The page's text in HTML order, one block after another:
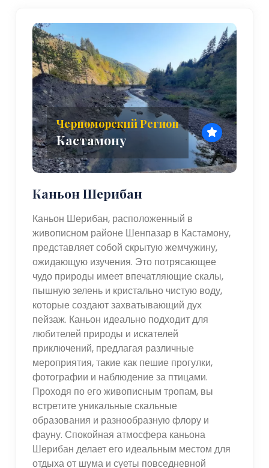
Черноморский Регион
Кастамону
Каньон Шерибан
Каньон Шерибан, расположенный в
живописном районе Шенпазар в Кастамону,
представляет собой скрытую жемчужину,
ожидающую изучения. Это потрясающее
чудо природы имеет впечатляющие скалы,
пышную зелень и кристально чистую воду,
которые создают захватывающий дух
пейзаж. Каньон идеально подходит для
любителей природы и искателей
приключений, предлагая различные
мероприятия, такие как пешие прогулки,
фотографии и наблюдение за птицами.
Проходя по его живописным тропам, вы
встретите уникальные скальные
образования и разнообразную флору и
фауну. Спокойная атмосфера каньона
Шерибан делает его идеальным местом для
отдыха от шума и суеты повседневной